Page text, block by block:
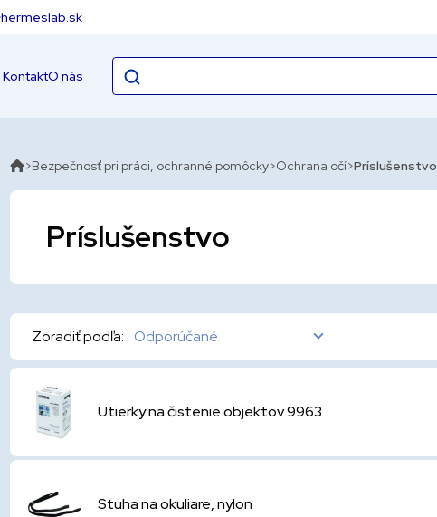
hermeslab.sk
KontaktO nás
Bezpečnosť pri práci, ochranné pomôcky Ochrana očí Príslušenstvo
Príslušenstvo
Zoradiť podľa: Odporúčané
Utierky na čistenie objektov 9963
Stuha na okuliare, nylon